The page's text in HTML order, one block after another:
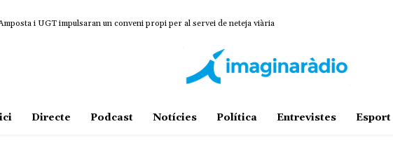
i UGT impulsaran un conveni propi per al servei de neteja viària
Directe Podcast Notícies Política Entrevistes Esport